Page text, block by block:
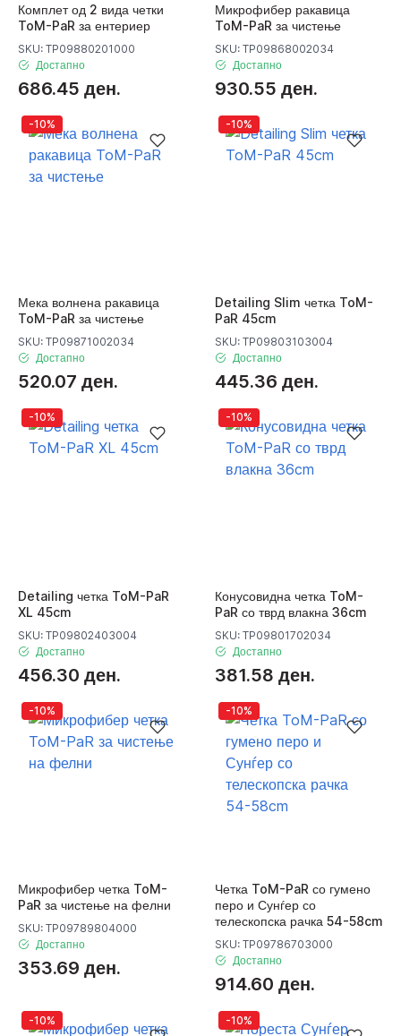
Комплет од 2 вида четки
ToM-PaR за ентериер
SKU: TP09880201000
Достапно
686.45 ден.
Микрофибер ракавица
ToM-PaR за чистење
SKU: TP09868002034
Достапно
930.55 ден.
-10%
Мека волнена ракавица
ToM-PaR за чистење
SKU: TP09871002034
Достапно
520.07 ден.
-10%
Detailing Slim четка ToM-
PaR 45cm
SKU: TP09803103004
Достапно
445.36 ден.
-10%
Detailing четка ToM-PaR
XL 45cm
SKU: TP09802403004
Достапно
456.30 ден.
-10%
Конусовидна четка ToM-
PaR со тврд влакна 36cm
SKU: TP09801702034
Достапно
381.58 ден.
-10%
Микрофибер четка ToM-
PaR за чистење на фелни
SKU: TP09789804000
Достапно
353.69 ден.
-10%
Четка ToM-PaR со гумено
перо и Сунѓер со
телескопска рачка 54-58cm
SKU: TP09786703000
Достапно
914.60 ден.
-10% -10%